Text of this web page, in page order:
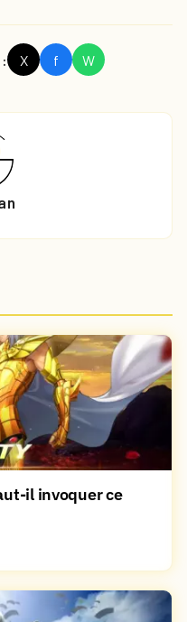
: X f W
il invoquer ce